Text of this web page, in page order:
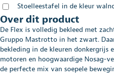
stof
of
leder
aantal
Stoelleestafel in de kleur
Over dit product
De Flex is volledig bekleed met
Gruppo Mastrotto in het zwart.
bekleding in de kleuren donkergrijs
motoren en hoogwaardige Nosag-
de perfecte mix van soepele